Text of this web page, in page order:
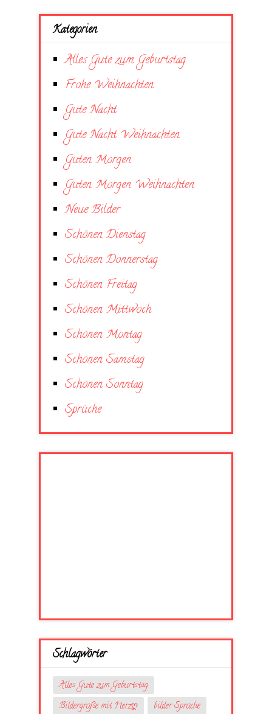
Kategorien
Alles Gute zum Geburtstag
Frohe Weihnachten
Gute Nacht
Gute Nacht Weihnachten
Guten Morgen
Guten Morgen Weihnachten
Neue Bilder
Schönen Dienstag
Schönen Donnerstag
Schönen Freitag
Schönen Mittwoch
Schönen Montag
Schönen Samstag
Schönen Sonntag
Sprüche
Schlagwörter
Alles Gute zum Geburtstag
Bildergrüße mit Herzღ
bilder Sprüche